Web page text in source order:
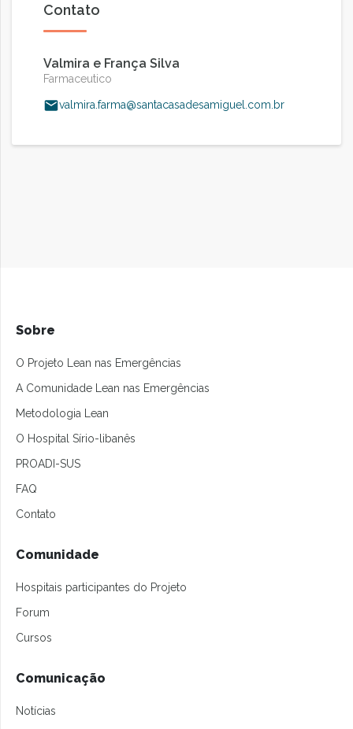
Contato
Valmira e França Silva
Farmaceutico
valmira.farma@santacasadesamiguel.com.br
Sobre
O Projeto Lean nas Emergências
A Comunidade Lean nas Emergências
Metodologia Lean
O Hospital Sírio-libanês
PROADI-SUS
FAQ
Contato
Comunidade
Hospitais participantes do Projeto
Forum
Cursos
Comunicação
Notícias